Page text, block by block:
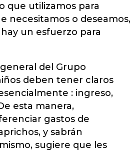
que utilizamos para
necesitamos o deseamos,
un esfuerzo para
del Grupo
deben tener claros
: ingreso,
esta manera,
gastos de
y sabrán
sugiere que les